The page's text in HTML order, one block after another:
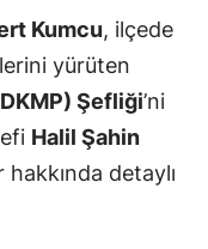
Kumcu, ilçede
yürüten
Şefliği’ni
Halil Şahin
detaylı